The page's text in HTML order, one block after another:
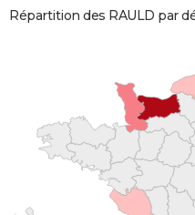
Répartition des RAULD par